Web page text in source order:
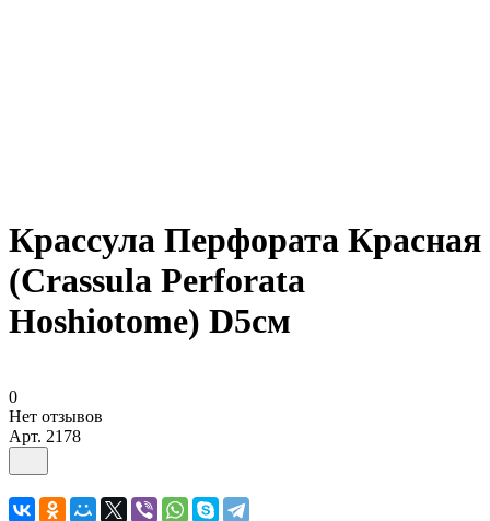
Крассула Перфората Красная
(Crassula Perforata
Hoshiotome) D5см
0
Нет отзывов
Арт. 2178